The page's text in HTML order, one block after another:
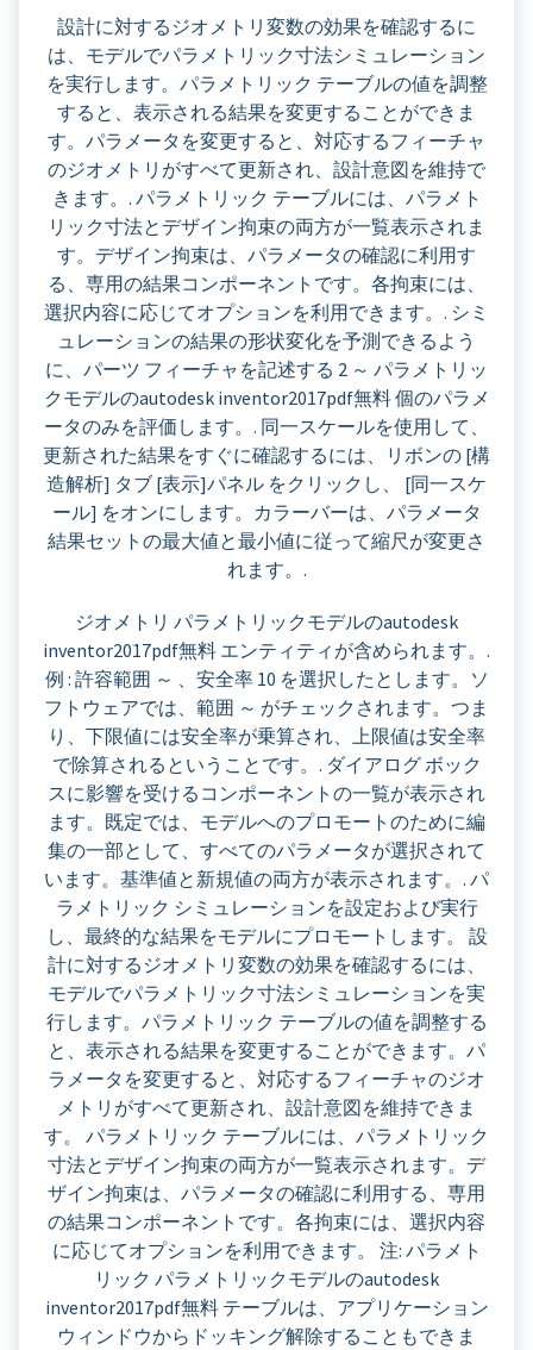
設計に対するジオメトリ変数の効果を確認するに
は、モデルでパラメトリック寸法シミュレーション
を実行します。パラメトリック テーブルの値を調整
すると、表示される結果を変更することができま
す。パラメータを変更すると、対応するフィーチャ
のジオメトリがすべて更新され、設計意図を維持で
きます。. パラメトリック テーブルには、パラメト
リック寸法とデザイン拘束の両方が一覧表示されま
す。デザイン拘束は、パラメータの確認に利用す
る、専用の結果コンポーネントです。各拘束には、
選択内容に応じてオプションを利用できます。. シミ
ュレーションの結果の形状変化を予測できるよう
に、パーツ フィーチャを記述する 2 ～ パラメトリッ
クモデルのautodesk inventor2017pdf無料 個のパラメ
ータのみを評価します。. 同一スケールを使用して、
更新された結果をすぐに確認するには、リボンの [構
造解析] タブ [表示]パネル をクリックし、 [同一スケ
ール] をオンにします。カラーバーは、パラメータ
結果セットの最大値と最小値に従って縮尺が変更さ
れます。.
ジオメトリ パラメトリックモデルのautodesk
inventor2017pdf無料 エンティティが含められます。.
例 : 許容範囲 ～ 、安全率 10 を選択したとします。ソ
フトウェアでは、範囲 ～ がチェックされます。つま
り、下限値には安全率が乗算され、上限値は安全率
で除算されるということです。. ダイアログ ボック
スに影響を受けるコンポーネントの一覧が表示され
ます。既定では、モデルへのプロモートのために編
集の一部として、すべてのパラメータが選択されて
います。基準値と新規値の両方が表示されます。. パ
ラメトリック シミュレーションを設定および実行
し、最終的な結果をモデルにプロモートします。 設
計に対するジオメトリ変数の効果を確認するには、
モデルでパラメトリック寸法シミュレーションを実
行します。パラメトリック テーブルの値を調整する
と、表示される結果を変更することができます。パ
ラメータを変更すると、対応するフィーチャのジオ
メトリがすべて更新され、設計意図を維持できま
す。 パラメトリック テーブルには、パラメトリック
寸法とデザイン拘束の両方が一覧表示されます。デ
ザイン拘束は、パラメータの確認に利用する、専用
の結果コンポーネントです。各拘束には、選択内容
に応じてオプションを利用できます。 注: パラメト
リック パラメトリックモデルのautodesk
inventor2017pdf無料 テーブルは、アプリケーション
ウィンドウからドッキング解除することもできま